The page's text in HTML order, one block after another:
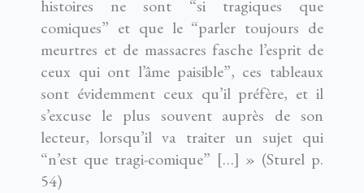
histoires ne sont “si tragiques que
comiques” et que le “parler toujours de
meurtres et de massacres fasche l’esprit de
ceux qui ont l’âme paisible”, ces tableaux
sont évidemment ceux qu’il préfère, et il
s’excuse le plus souvent auprès de son
lecteur, lorsqu’il va traiter un sujet qui
“n’est que tragi-comique” […] » (Sturel p.
54)